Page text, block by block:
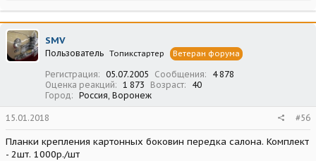
а
к
ц
и
и
SMV
Пользователь Топикстартер Ветеран форума
Регистрация 05.07.2005 Сообщения
4 878
Оценка реакций
1 873 Возраст
40
Город
Россия, Воронеж
15.01.2018 #56
Планки крепления картонных боковин передка салона. Комплект
- 2шт. 1000р./шт